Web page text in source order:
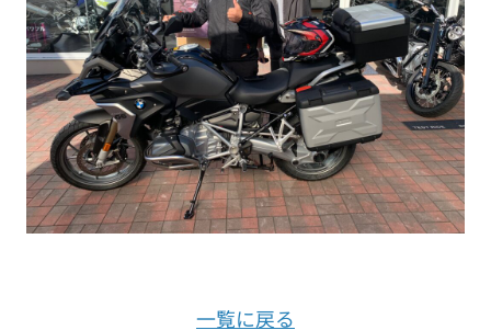
一覧に戻る